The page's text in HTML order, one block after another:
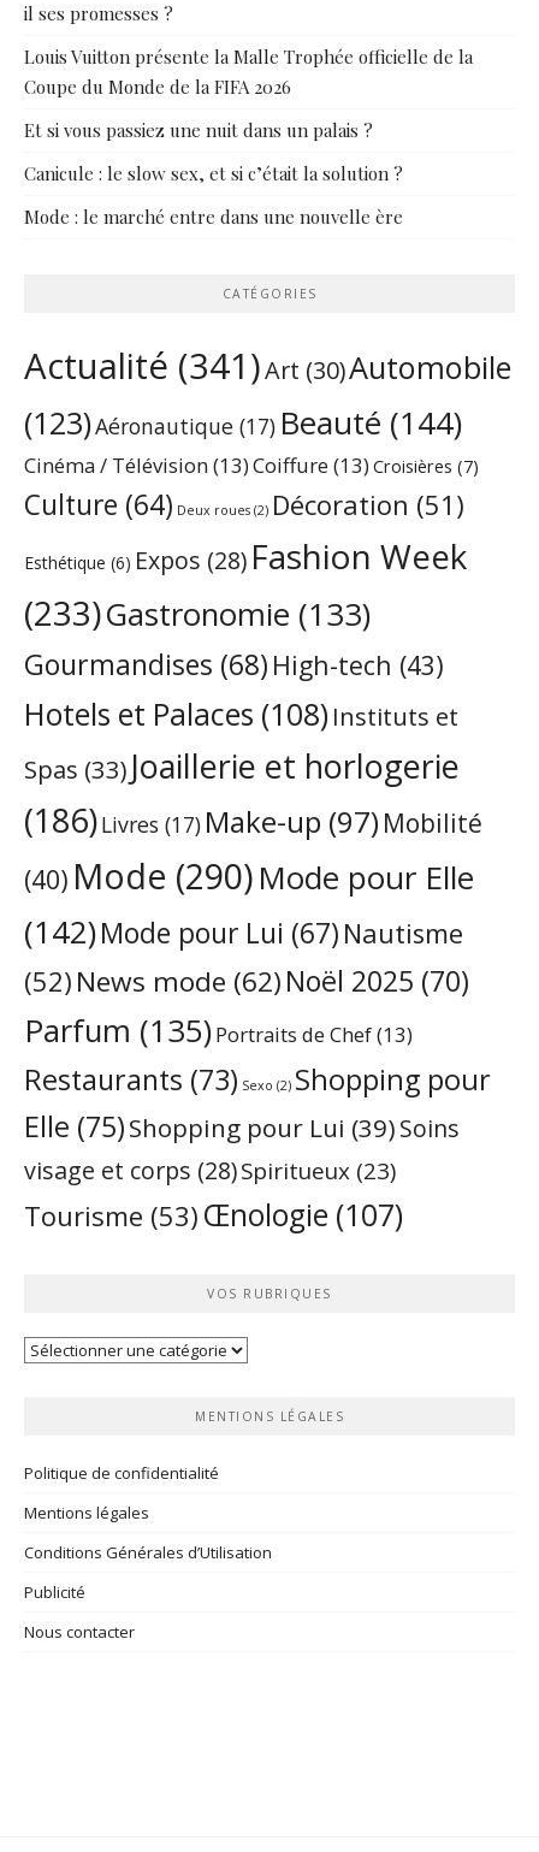
il ses promesses ?
Louis Vuitton présente la Malle Trophée officielle de la
Coupe du Monde de la FIFA 2026
Et si vous passiez une nuit dans un palais ?
Canicule : le slow sex, et si c’était la solution ?
Mode : le marché entre dans une nouvelle ère
CATÉGORIES
Actualité (341)Art (30)Automobile
(123)Aéronautique (17) Beauté (144)
Cinéma / Télévision(13)Coiffure(13) Croisières (7)
Culture (64) Deux roues (2) Décoration (51)
Esthétique (6) Expos (28) Fashion Week
(233)Gastronomie (133)
Gourmandises (68) High-tech (43)
Hotels et Palaces (108) Instituts et
Spas (33) Joaillerie et horlogerie
(186)Livres (17) Make-up (97) Mobilité
(40) Mode (290)Mode pour Elle
(142)Mode pour Lui (67) Nautisme
(52) News mode (62)Noël 2025 (70)
Parfum (135)Portraits de Chef(13)
Restaurants (73) Sexo (2) Shopping pour
Elle (75)Shopping pour Lui (39)Soins
visage et corps (28)Spiritueux (23)
Tourisme (53) Œnologie (107)
VOS RUBRIQUES
Vos
MENTIONS LÉGALES
Politique de confidentialité
Mentions légales
Conditions Générales d’Utilisation
Publicité
Nous contacter